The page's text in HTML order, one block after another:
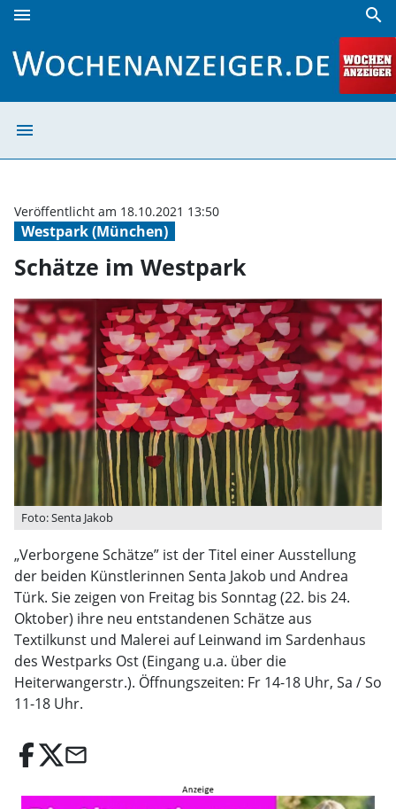
menu search
menu
Westpark (München)
Veröffentlicht am 18.10.2021 13:50
Schätze im Westpark
Foto: Senta Jakob
„Verborgene Schätze” ist der Titel einer Ausstellung
der beiden Künstlerinnen Senta Jakob und Andrea
Türk. Sie zeigen von Freitag bis Sonntag (22. bis 24.
Oktober) ihre neu entstandenen Schätze aus
Textilkunst und Malerei auf Leinwand im Sardenhaus
des Westparks Ost (Eingang u.a. über die
Heiterwangerstr.). Öffnungszeiten: Fr 14-18 Uhr, Sa / So
11-18 Uhr.
email